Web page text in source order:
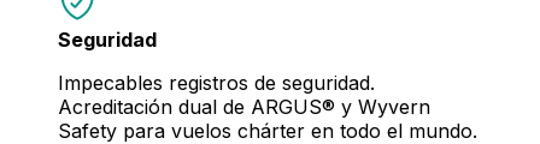
Seguridad
Impecables registros de seguridad.
Acreditación dual de ARGUS® y Wyvern
Safety para vuelos chárter en todo el mundo.